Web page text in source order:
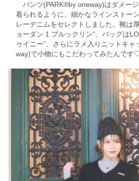
パンツ(PARK®︎by oneway)はダメージ
着られるように、細かなラインストー
レーデニムをセレクトしました。靴は
ョーダン 1 ブルックリン”、バッグは
ゥイニー”、さらにラメ入りニットキ
way)で小物にもこだわってみたんです♡